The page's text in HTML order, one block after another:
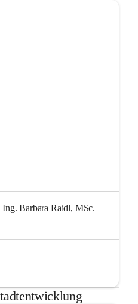
Barbara Raidl, MSc.